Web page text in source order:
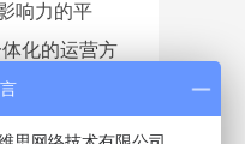
响力的平
化的运营方
模式。